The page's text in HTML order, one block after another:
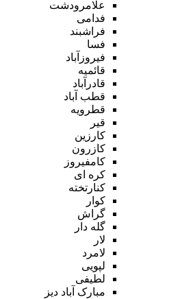
علامرودشت
فدامی
فراشبند
فسا
فیروزآباد
قائمیه
قادرآباد
قطب آباد
قطرویه
قیر
کارزین
کازرون
کامفیروز
کره ای
کنارتخته
کوار
گراش
گله دار
لار
لامرد
لپویی
لطیفی
مبارک آباد دیز